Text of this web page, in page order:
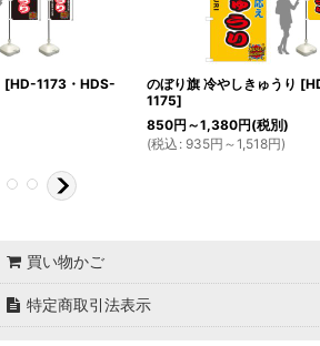
[HD-1173・HDS-
のぼり旗 冷やしきゅうり [
1175]
850円 ～1,380円(税別)
(税込 : 935円 ～1,518円)
買い物かご
特定商取引法表示